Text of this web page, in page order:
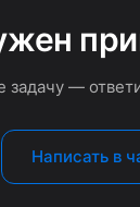
задачу —
Написать в